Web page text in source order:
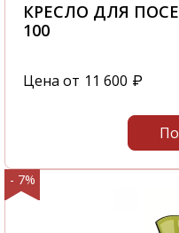
КРЕСЛО ДЛЯ
100
Цена от 11 600 ₽
- 7%